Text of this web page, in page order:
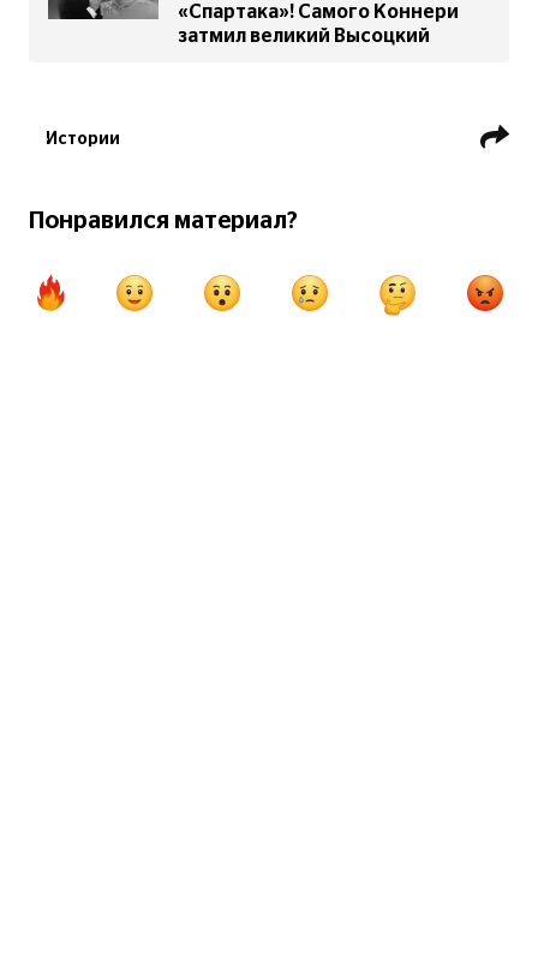
«Спартака»! Самого Коннери
затмил великий Высоцкий
Истории
Понравился материал?